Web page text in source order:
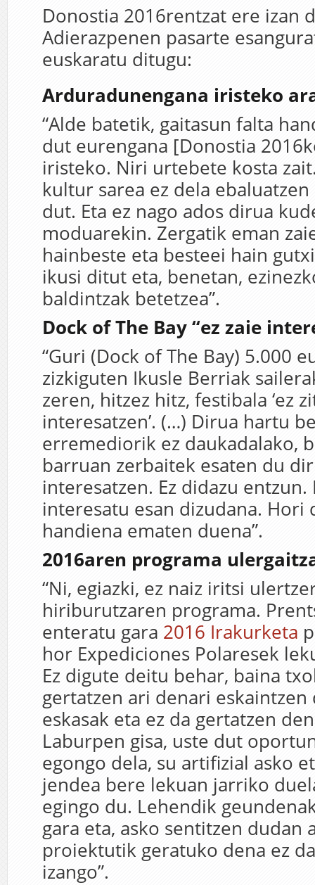
Donostia 2016rentzat ere izan
Adierazpenen pasarte
euskaratu ditugu:
Arduradunengana iristeko
“Alde batetik, gaitasun falta
dut eurengana [Donostia
iristeko. Niri urtebete kosta
kultur sarea ez dela
dut. Eta ez nago ados dirua
moduarekin. Zergatik eman
hainbeste eta besteei hain
ikusi ditut eta, benetan,
baldintzak betetzea”.
Dock of The Bay “ez zaie
“Guri (Dock of The Bay) 5.000
zizkiguten Ikusle Berriak
zeren, hitzez hitz, festibala ‘ez
interesatzen’. (…) Dirua hartu
erremediorik ez daukadalako,
barruan zerbaitek esaten du
interesatzen. Ez didazu entzun.
interesatu esan dizudana. Hori
handiena ematen duena”.
2016aren programa
“Ni, egiazki, ez naiz iritsi
hiriburutzaren programa.
enteratu gara 2016 Irakurketa
hor Expediciones Polaresek
Ez digute deitu behar, baina
gertatzen ari denari
eskasak eta ez da gertatzen
Laburpen gisa, uste dut
egongo dela, su artifizial asko
jendea bere lekuan jarriko
egingo du. Lehendik
gara eta, asko sentitzen dudan
proiektutik geratuko dena ez
izango”.